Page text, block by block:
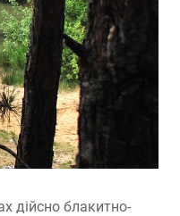
дійсно блакитно-